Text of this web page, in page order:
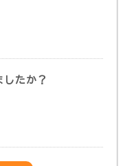
たか？